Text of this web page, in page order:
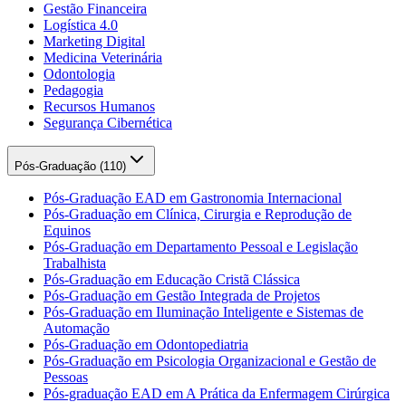
Gestão Financeira
Logística 4.0
Marketing Digital
Medicina Veterinária
Odontologia
Pedagogia
Recursos Humanos
Segurança Cibernética
Pós-Graduação (110)
Pós-Graduação EAD em Gastronomia Internacional
Pós-Graduação em Clínica, Cirurgia e Reprodução de
Equinos
Pós-Graduação em Departamento Pessoal e Legislação
Trabalhista
Pós-Graduação em Educação Cristã Clássica
Pós-Graduação em Gestão Integrada de Projetos
Pós-Graduação em Iluminação Inteligente e Sistemas de
Automação
Pós-Graduação em Odontopediatria
Pós-Graduação em Psicologia Organizacional e Gestão de
Pessoas
Pós-graduação EAD em A Prática da Enfermagem Cirúrgica